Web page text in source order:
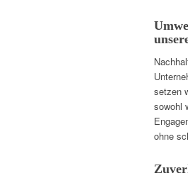
setzen
sowohl
ohne